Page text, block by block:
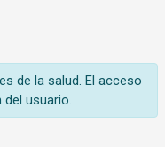
de la salud. El acceso
del usuario.